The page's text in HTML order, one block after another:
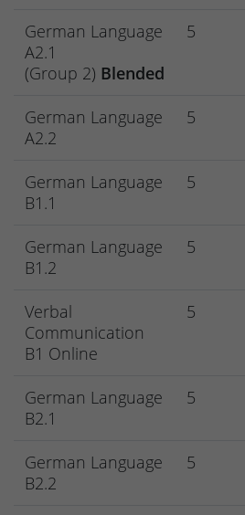
German Language
A2.1
(Group 2) Blended
5
German Language
A2.2
5
German Language
B1.1
5
German Language
B1.2
5
Verbal
Communication
B1 Online
5
German Language
B2.1
5
German Language
B2.2
5